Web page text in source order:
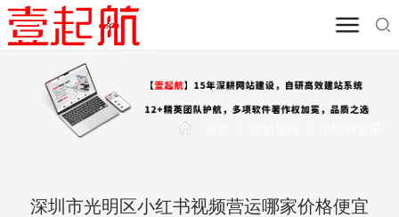
深圳市光明区小红书视频营运哪家价格便宜